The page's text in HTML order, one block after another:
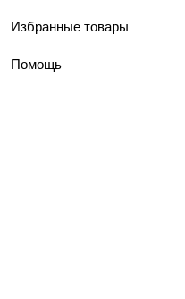
Избранные товары
Помощь